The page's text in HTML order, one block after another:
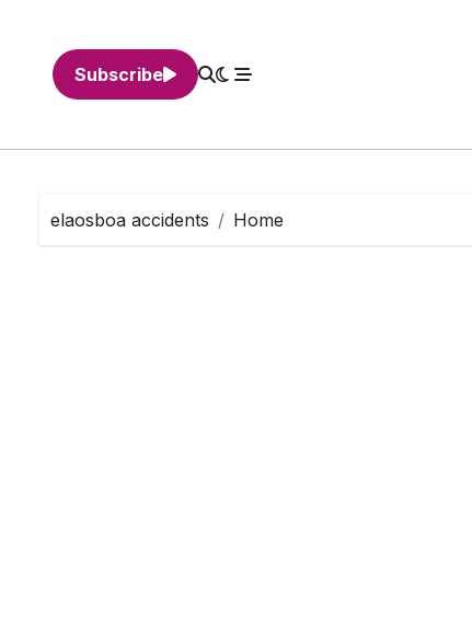
Subscribe
Home
elaosboa accidents